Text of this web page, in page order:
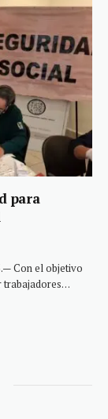
para
Con el objetivo
trabajadores…